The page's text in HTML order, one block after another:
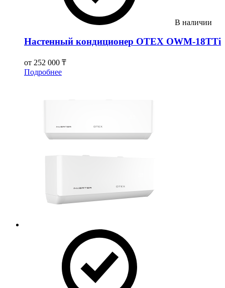
В наличии
Настенный кондиционер OTEX OWM-18TTi
от 252 000 ₸
Подробнее